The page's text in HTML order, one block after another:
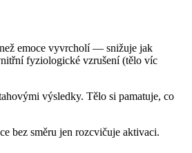
emoce vyvrcholí — snižuje jak
fyziologické vzrušení (tělo víc
výsledky. Tělo si pamatuje, co
bez směru jen rozcvičuje aktivaci.